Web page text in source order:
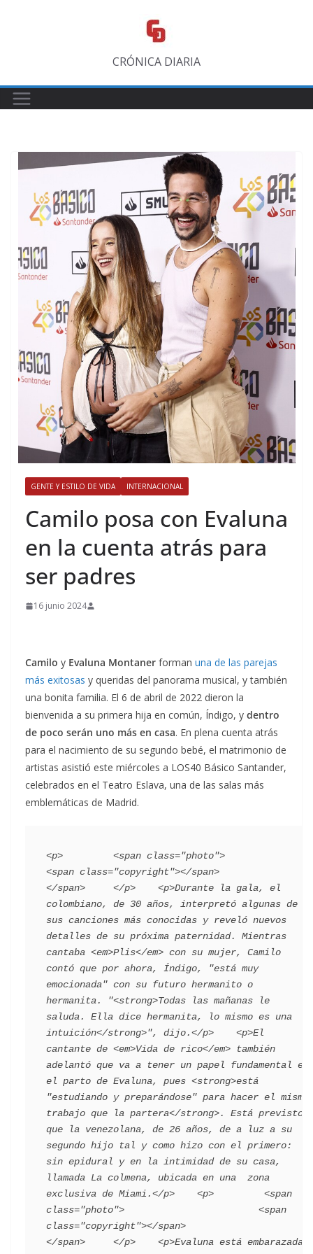
CRÓNICA DIARIA
GENTE Y ESTILO DE VIDA INTERNACIONAL
​Camilo posa con Evaluna
en la cuenta atrás para
ser padres
16 junio 2024
Camilo y Evaluna Montaner forman una de las parejas
más exitosas y queridas del panorama musical, y también
una bonita familia. El 6 de abril de 2022 dieron la
bienvenida a su primera hija en común, Índigo, y dentro
de poco serán uno más en casa. En plena cuenta atrás
para el nacimiento de su segundo bebé, el matrimonio de
artistas asistió este miércoles a LOS40 Básico Santander,
celebrados en el Teatro Eslava, una de las salas más
emblemáticas de Madrid.
<p>         <span class="photo">
<span class="copyright"></span>
</span>     </p>    <p>Durante la gala, el
colombiano, de 30 años, interpretó algunas de
sus canciones más conocidas y reveló nuevos
detalles de su próxima paternidad. Mientras
cantaba <em>Plis</em> con su mujer, Camilo
contó que por ahora, Índigo, "está muy
emocionada" con su futuro hermanito o
hermanita. "<strong>Todas las mañanas le
saluda. Ella dice hermanita, lo mismo es una
intuición</strong>", dijo.</p>    <p>El
cantante de <em>Vida de rico</em> también
adelantó que va a tener un papel fundamental en
el parto de Evaluna, pues <strong>está
"estudiando y preparándose" para hacer el mismo
trabajo que la partera</strong>. Está previsto
que la venezolana, de 26 años, de a luz a su
segundo hijo tal y como hizo con el primero:
sin epidural y en la intimidad de su casa,
llamada La colmena, ubicada en una  zona
exclusiva de Miami.</p>    <p>         <span
class="photo">                        <span
class="copyright"></span>
</span>     </p>    <p>Evaluna está embarazada